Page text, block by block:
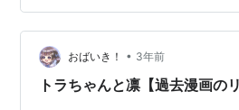
顔を逸らすので、なかなか正面の
は、ロイヤルカナンの室内長毛種
なりました。 ロイヤルカナン FHN
ー 猫用 400g ロイヤルカナ…
おばいき！ • 3年前
トラちゃんと凛【過去漫画の